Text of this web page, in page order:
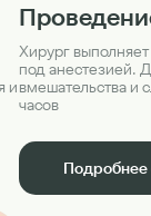
и
Хирург
под анестезией.
вмешательства и
часов
Подробнее